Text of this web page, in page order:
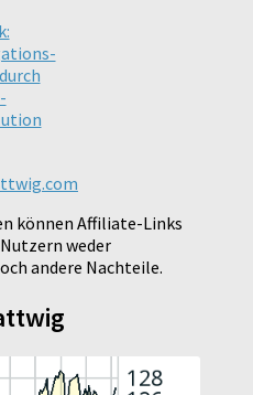
können Affiliate-Links
weder
andere Nachteile.